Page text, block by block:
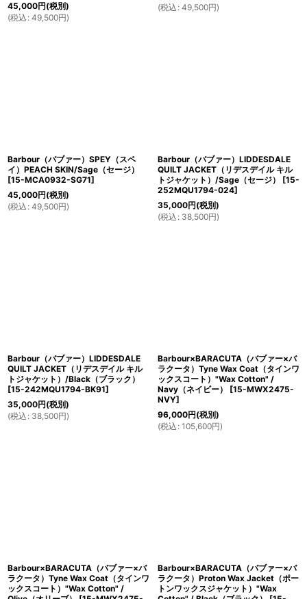
45,000円(税別)
(税込 : 49,500円)
(税込 : 49,500円)
Barbour（バブァー）SPEY（スペ
イ）PEACH SKIN/Sage（セージ）
[15-MCA0932-SG71]
45,000円(税別)
(税込 : 49,500円)
Barbour（バブァー）LIDDESDALE
QUILT JACKET（リデスデイル キル
トジャケット）/Sage（セージ）
[15-
252MQU1794-024]
35,000円(税別)
(税込 : 38,500円)
Barbour（バブァー）LIDDESDALE
QUILT JACKET（リデスデイル キル
トジャケット）/Black（ブラック）
[15-242MQU1794-BK91]
35,000円(税別)
(税込 : 38,500円)
Barbour×BARACUTA（バブァー×バ
ラクータ）Tyne Wax Coat（タインワ
ックスコート）"Wax Cotton" /
Navy（ネイビー）
[15-MWX2475-
NVY]
96,000円(税別)
(税込 : 105,600円)
Barbour×BARACUTA（バブァー×バ
ラクータ）Tyne Wax Coat（タインワ
ックスコート）"Wax Cotton" /
Barbour×BARACUTA（バブァー×バ
ラクータ）Proton Wax Jacket（ポー
トンワックスジャケット）"Wax